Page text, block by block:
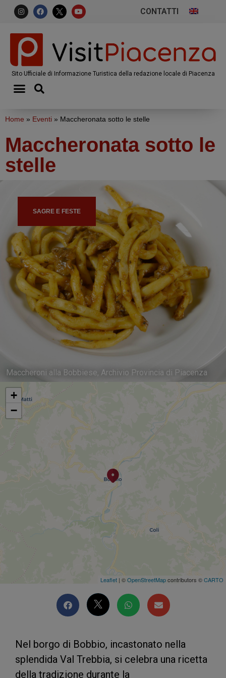
CONTATTI
Sito Ufficiale di Informazione Turistica della redazione locale di Piacenza
Home » Eventi » Maccheronata sotto le stelle
Maccheronata sotto le
stelle
SAGRE E FESTE
Maccheroni alla Bobbiese, Archivio Provincia di Piacenza
+
−
Leaflet | ©OpenStreetMapcontributors ©CARTO
Nel borgo di Bobbio, incastonato nella
splendida Val Trebbia, si celebra una ricetta
della tradizione durante la